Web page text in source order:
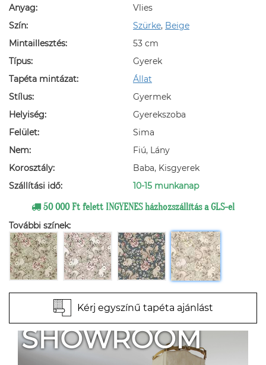
Anyag:
Vlies
Szín:
Szürke, Beige
Mintaillesztés:
53 cm
Típus:
Gyerek
Tapéta mintázat:
Állat
Stílus:
Gyermek
Helyiség:
Gyerekszoba
Felület:
Sima
Nem:
Fiú, Lány
Korosztály:
Baba, Kisgyerek
Szállítási idő:
10-15 munkanap
50 000 Ft felett INGYENES házhozszállítás a GLS-el
További színek:
Kérj egyszínű tapéta ajánlást
SHOWROOM